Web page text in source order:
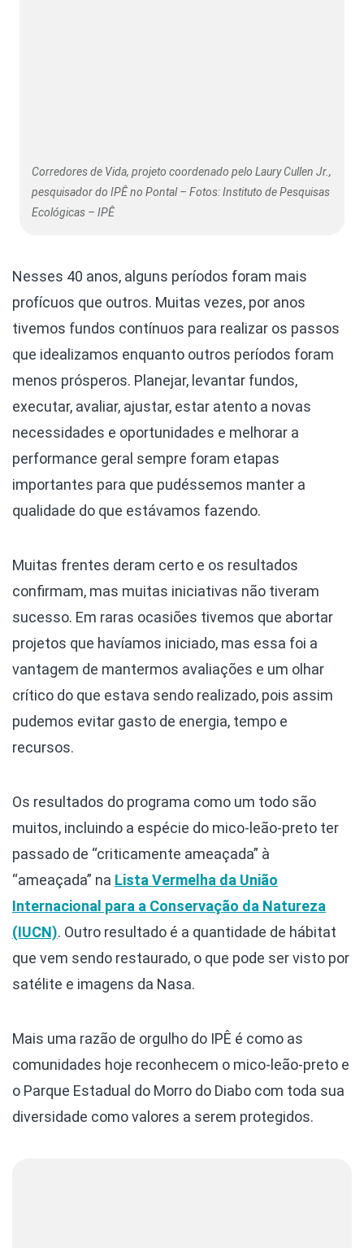
Corredores de Vida, projeto coordenado pelo Laury Cullen Jr.,
pesquisador do IPÊ no Pontal – Fotos: Instituto de Pesquisas
Ecológicas – IPÊ
Nesses 40 anos, alguns períodos foram mais
profícuos que outros. Muitas vezes, por anos
tivemos fundos contínuos para realizar os passos
que idealizamos enquanto outros períodos foram
menos prósperos. Planejar, levantar fundos,
executar, avaliar, ajustar, estar atento a novas
necessidades e oportunidades e melhorar a
performance geral sempre foram etapas
importantes para que pudéssemos manter a
qualidade do que estávamos fazendo.
Muitas frentes deram certo e os resultados
confirmam, mas muitas iniciativas não tiveram
sucesso. Em raras ocasiões tivemos que abortar
projetos que havíamos iniciado, mas essa foi a
vantagem de mantermos avaliações e um olhar
crítico do que estava sendo realizado, pois assim
pudemos evitar gasto de energia, tempo e
recursos.
Os resultados do programa como um todo são
muitos, incluindo a espécie do mico-leão-preto ter
passado de “criticamente ameaçada” à
“ameaçada” na Lista Vermelha da União
Internacional para a Conservação da Natureza
(IUCN). Outro resultado é a quantidade de hábitat
que vem sendo restaurado, o que pode ser visto por
satélite e imagens da Nasa.
Mais uma razão de orgulho do IPÊ é como as
comunidades hoje reconhecem o mico-leão-preto e
o Parque Estadual do Morro do Diabo com toda sua
diversidade como valores a serem protegidos.